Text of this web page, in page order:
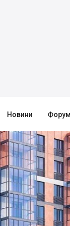
Новини